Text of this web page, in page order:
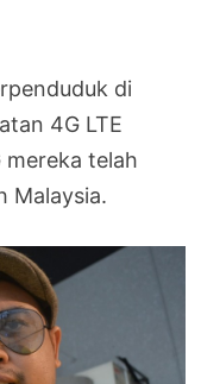
di
4G LTE
mereka telah
Malaysia.